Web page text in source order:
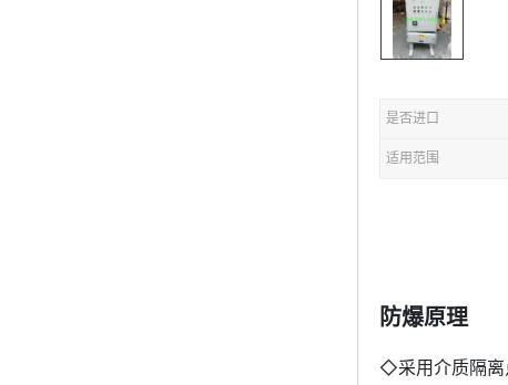
是否进口
适用范围
防爆原理
◇采用介质隔离